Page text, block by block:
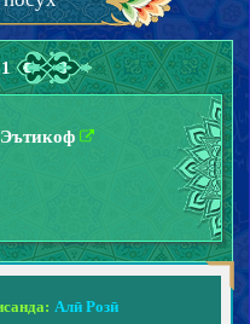
Алӣ Розӣ